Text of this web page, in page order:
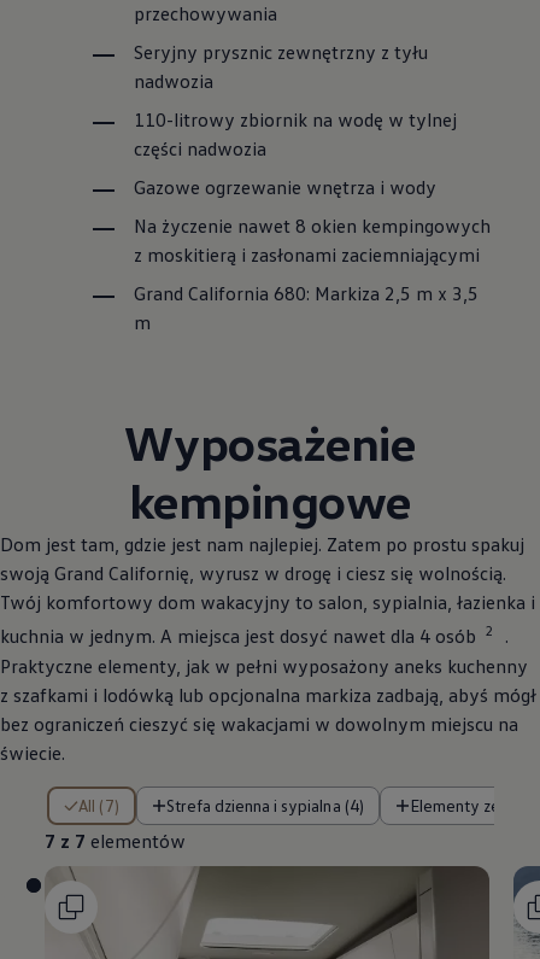
przechowywania
Seryjny prysznic zewnętrzny z tyłu
nadwozia
110-litrowy zbiornik na wodę w tylnej
części nadwozia
Gazowe ogrzewanie wnętrza i wody
Na życzenie nawet 8 okien kempingowych
z moskitierą i zasłonami zaciemniającymi
Grand California 680: Markiza 2,5 m x 3,5
m
Wyposażenie
kempingowe
Dom jest tam, gdzie jest nam najlepiej. Zatem po prostu spakuj
swoją Grand Californię, wyrusz w drogę i ciesz się wolnością.
Twój komfortowy dom wakacyjny to salon, sypialnia, łazienka i
kuchnia w jednym. A miejsca jest dosyć nawet dla 4 osób
2
.
Praktyczne elementy, jak w pełni wyposażony aneks kuchenny
z szafkami i lodówką lub opcjonalna markiza zadbają, abyś mógł
bez ograniczeń cieszyć się wakacjami w dowolnym miejscu na
świecie.
All (7) Strefa dzienna i sypialna (4) Elementy
7 z 7 elementów
7 z 7 elementów